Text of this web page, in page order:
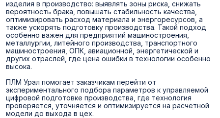
изделия в производство: выявлять зоны риска, снижать
вероятность брака, повышать стабильность качества,
оптимизировать расход материала и энергоресурсов, а
также ускорять подготовку производства. Такой подход
особенно важен для предприятий машиностроения,
металлургии, литейного производства, транспортного
машиностроения, ОПК, авиационной, энергетической и
других отраслей, где цена ошибки в технологии особенно
высока.
ПЛМ Урал помогает заказчикам перейти от
экспериментального подбора параметров к управляемой
цифровой подготовке производства, где технология
проверяется, уточняется и оптимизируется на расчетной
модели до выхода в цех.